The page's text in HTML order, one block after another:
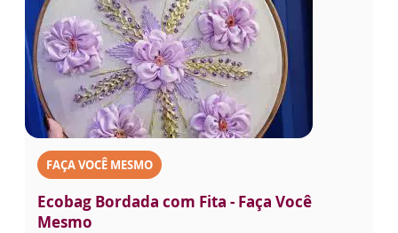
FAÇA VOCÊ MESMO
Ecobag Bordada com Fita - Faça Você
Mesmo